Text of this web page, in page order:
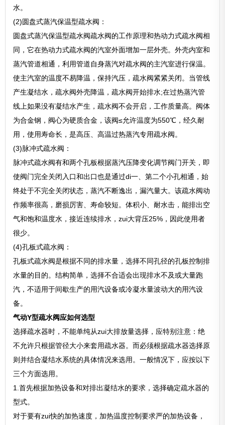
水。
(2)圆盘式蒸汽保温型疏水阀：
圆盘式蒸汽保温型疏水阀疏水阀的工作原理和热动力式疏水阀相
同，它在热动力式疏水阀的汽室外面增加一层外壳。外壳内室和
蒸汽管道相通，利用管道自身蒸汽对疏水阀的主汽室进行保温。
使主汽室的温度不易降温，保持汽压，疏水阀紧紧关闭。当管线
产生凝结水，疏水阀外壳降温，疏水阀开始排水;在过热蒸汽管
线上如果没有凝结水产生，疏水阀不会开启，工作质量高。阀体
为合金钢，阀心为硬质合金，该阀≤允许温度为550℃，经久耐
用，使用寿命长，是高压、高温过热蒸汽专用疏水阀。
(3)脉冲式疏水阀：
脉冲式疏水阀有和两个孔板根据蒸汽压降变化调节阀门开关，即
使阀门完全关闭入口和出口也是通过di一、第二个小孔相通，始
终处于不完全关闭状态，蒸汽不断逸出，漏汽量大。该疏水阀动
作频率很高，磨损厉害、寿命较短。体积小、耐水击，能排出空
气和饱和温度水，接近连续排水，zui大背压25%，因此使用者
很少。
(4)孔板式疏水阀：
孔板式疏水阀是根据不同的排水量，选择不同孔径的孔板控制排
水量的目的。结构简单，选择不合适会出现排水不及或大量跑
汽，不适用于间歇生产的用汽设备或冷凝水量波动大的用汽设
备。
气动Y型疏水阀应如何选型
选择疏水器时，不能单纯从zui大排放量选择，应特别注意：绝
不允许只根据管径大小来套用疏水器。而必须根据疏水器选择原
则并结合凝结水系统的具体情况来选用。一般情况下，应按以下
三个方面选用。
1.首先根据加热设备和对排出凝结水的要求，选择确定疏水器的
型式。
对于要有zui快的加热速度，加热温度控制要求严的加热设备，